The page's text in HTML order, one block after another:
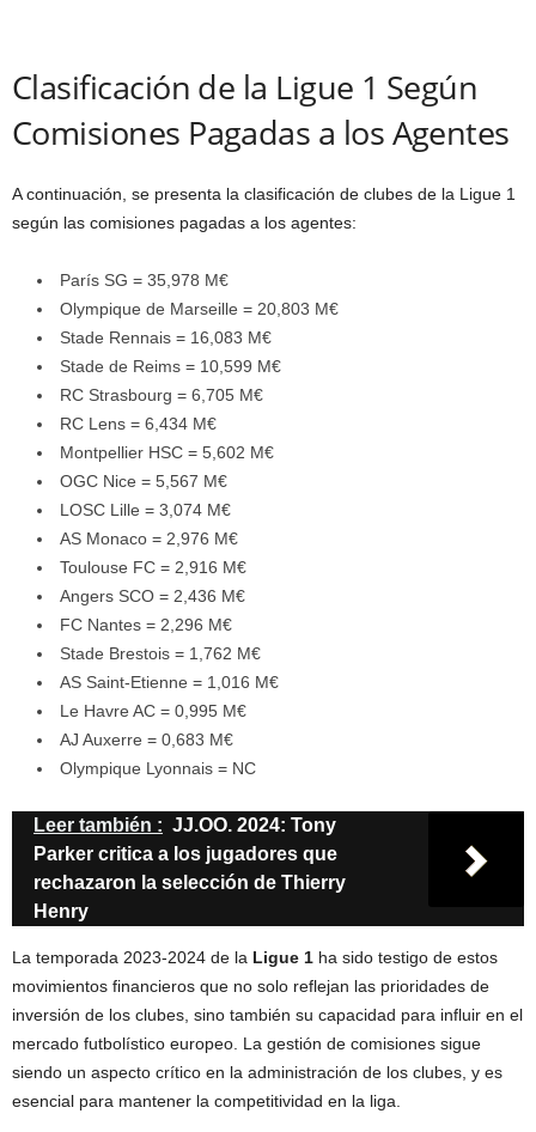
Clasificación de la Ligue 1 Según
Comisiones Pagadas a los Agentes
A continuación, se presenta la clasificación de clubes de la Ligue 1
según las comisiones pagadas a los agentes:
París SG = 35,978 M€
Olympique de Marseille = 20,803 M€
Stade Rennais = 16,083 M€
Stade de Reims = 10,599 M€
RC Strasbourg = 6,705 M€
RC Lens = 6,434 M€
Montpellier HSC = 5,602 M€
OGC Nice = 5,567 M€
LOSC Lille = 3,074 M€
AS Monaco = 2,976 M€
Toulouse FC = 2,916 M€
Angers SCO = 2,436 M€
FC Nantes = 2,296 M€
Stade Brestois = 1,762 M€
AS Saint-Etienne = 1,016 M€
Le Havre AC = 0,995 M€
AJ Auxerre = 0,683 M€
Olympique Lyonnais = NC
Leer también : JJ.OO. 2024: Tony
Parker critica a los jugadores que
rechazaron la selección de Thierry
Henry
La temporada 2023-2024 de la Ligue 1 ha sido testigo de estos
movimientos financieros que no solo reflejan las prioridades de
inversión de los clubes, sino también su capacidad para influir en el
mercado futbolístico europeo. La gestión de comisiones sigue
siendo un aspecto crítico en la administración de los clubes, y es
esencial para mantener la competitividad en la liga.